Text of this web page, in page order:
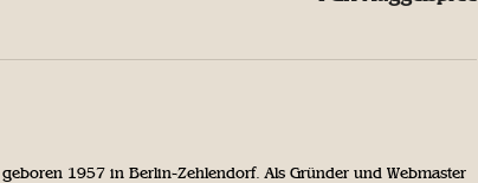
geboren 1957 in Berlin-Zehlendorf. Als Gründer und Webmaster